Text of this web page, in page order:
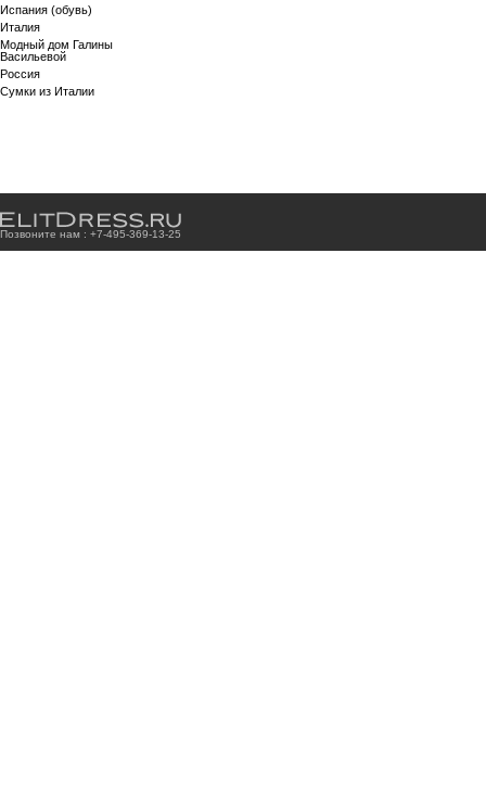
Испания (обувь)
Италия
Модный дом Галины
Васильевой
Россия
Сумки из Италии
Позвоните нам : +7-495-369-13-25